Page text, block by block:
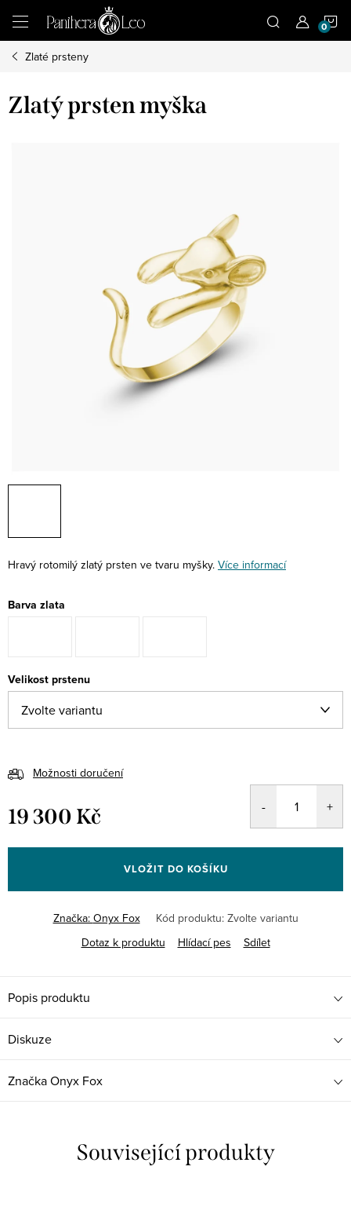
obsah
Zlaté prsteny
Zlatý prsten myška
Hravý rotomilý zlatý prsten ve tvaru myšky. Více informací
Barva zlata
Velikost prstenu
Možnosti doručení
19 300 Kč
cena:
VLOŽIT DO KOŠÍKU
Značka: Onyx Fox Kód produktu: Zvolte variantu
Dotaz k produktu
Hlídací pes Sdílet
Popis produktu
Diskuze
ZnačkaOnyx Fox
Související produkty